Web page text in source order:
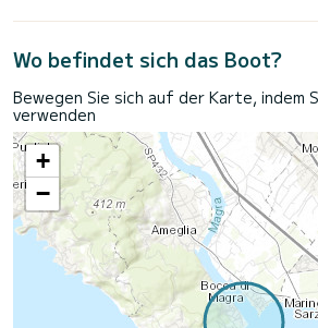
Wo befindet sich das Boot?
Bewegen Sie sich auf der Karte, indem
verwenden
+
−